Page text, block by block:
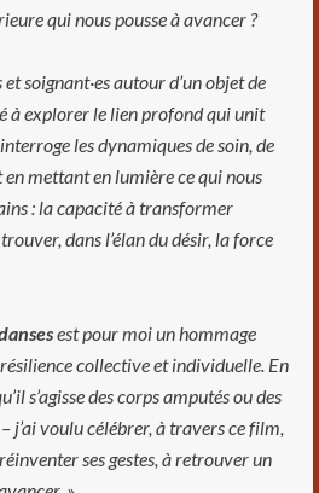
qui nous pousse à avancer ?
soignant·es autour d’un objet de
à explorer le lien profond qui unit
les dynamiques de soin, de
mettant en lumière ce qui nous
: la capacité à transformer
dans l’élan du désir, la force
est pour moi un hommage
collective et individuelle. En
s’agisse des corps amputés ou des
j’ai voulu célébrer, à travers ce film,
ses gestes, à retrouver un